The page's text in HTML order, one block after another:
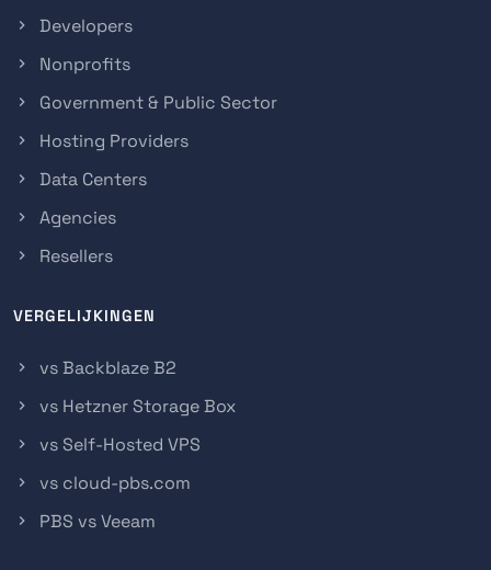
Developers
Nonprofits
Government & Public Sector
Hosting Providers
Data Centers
Agencies
Resellers
VERGELIJKINGEN
vs Backblaze B2
vs Hetzner Storage Box
vs Self-Hosted VPS
vs cloud-pbs.com
PBS vs Veeam